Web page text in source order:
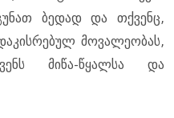
ბედად და თქვენც,
მოვალეობას,
მიწა-წყალსა და